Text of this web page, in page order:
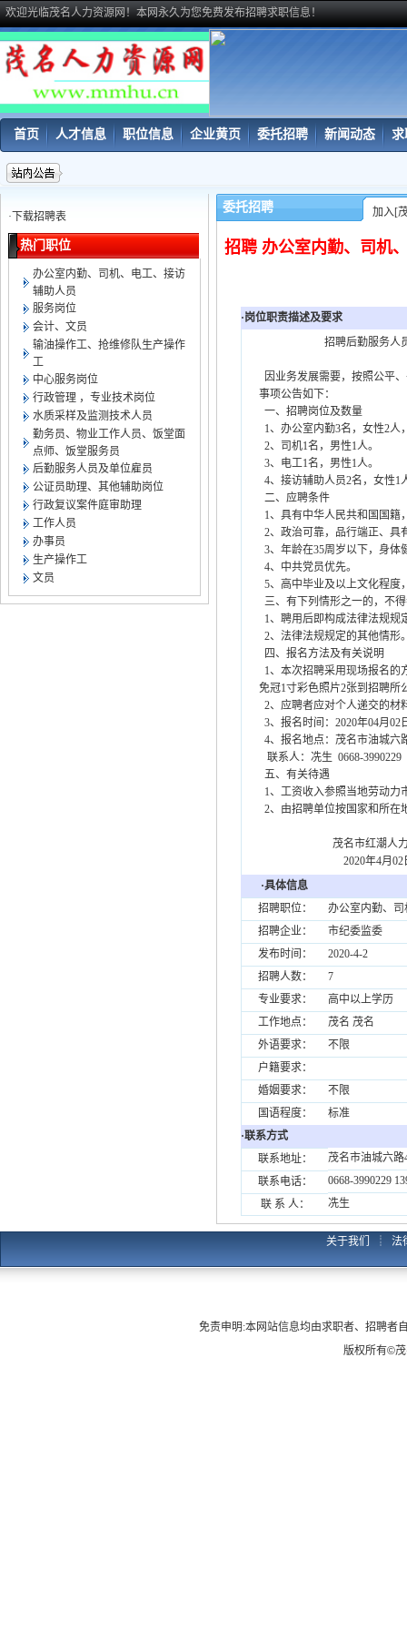
欢迎光临茂名人力资源网！本网永久为您免费发布招聘求职信息！
首页 人才信息 职位信息 企业黄页 委托招聘 新闻动态 求
· 下载招聘表
热门职位
办公室内勤、司机、电工、接访
辅助人员
服务岗位
会计、文员
输油操作工、抢维修队生产操作
工
中心服务岗位
行政管理 ，专业技术岗位
水质采样及监测技术人员
勤务员、物业工作人员、饭堂面
点师、饭堂服务员
后勤服务人员及单位雇员
公证员助理、其他辅助岗位
行政复议案件庭审助理
工作人员
办事员
生产操作工
文员
委托招聘 加入[
招聘 办公室内勤、司机
·岗位职责描述及要求
招聘后勤服务人员
因业务发展需要，按照公平
事项公告如下：
一、招聘岗位及数量
1、办公室内勤3名，女性2人
2、司机1名，男性1人。
3、电工1名，男性1人。
4、接访辅助人员2名，女性1
二、应聘条件
1、具有中华人民共和国国籍
2、政治可靠，品行端正、具
3、年龄在35周岁以下，身体
4、中共党员优先。
5、高中毕业及以上文化程度
三、有下列情形之一的，不
1、聘用后即构成法律法规规
2、法律法规规定的其他情形
四、报名方法及有关说明
1、本次招聘采用现场报名的
免冠1寸彩色照片2张到招聘所
2、应聘者应对个人递交的材
3、报名时间：2020年04月
4、报名地点：茂名市油城六
联系人：冼生 0668-3990229
五、有关待遇
1、工资收入参照当地劳动力
2、由招聘单位按国家和所在
茂名市红潮人力资
2020年4月02
·具体信息
招聘职位：
办公室内勤、
招聘企业：
市纪委监委
发布时间：
2020-4-2
招聘人数：
7
专业要求：
高中以上学历
工作地点：
茂名 茂名
外语要求：
不限
户籍要求：
婚姻要求：
不限
国语程度：
标准
·联系方式
联系地址：
茂名市油城六
联系电话：
0668-3990229
联 系 人：
冼生
关于我们 ┊ 法
免责申明:本网站信息均由求职者、招聘者
版权所有©